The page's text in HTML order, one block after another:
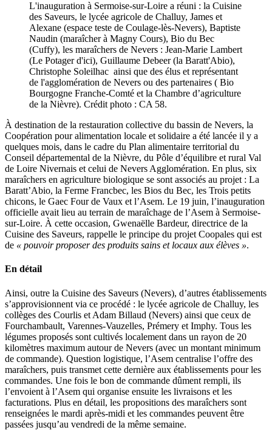
L'inauguration à Sermoise-sur-Loire a réuni : la Cuisine
des Saveurs, le lycée agricole de Challuy, James et
Alexane (espace teste de Coulage-lès-Nevers), Baptiste
Naudin (maraîcher à Magny Cours), Bio du Bec
(Cuffy), les maraîchers de Nevers : Jean-Marie Lambert
(Le Potager d'ici), Guillaume Debeer (la Baratt'Abio),
Christophe Soleilhac ainsi que des élus et représentant
de l'agglomération de Nevers ou des partenaires ( Bio
Bourgogne Franche-Comté et la Chambre d’agriculture
de la Nièvre). Crédit photo : CA 58.
À destination de la restauration collective du bassin de Nevers, la
Coopération pour alimentation locale et solidaire a été lancée il y a
quelques mois, dans le cadre du Plan alimentaire territorial du
Conseil départemental de la Nièvre, du Pôle d’équilibre et rural Val
de Loire Nivernais et celui de Nevers Agglomération. En plus, six
maraîchers en agriculture biologique se sont associés au projet : La
Baratt’Abio, la Ferme Francbec, les Bios du Bec, les Trois petits
chicons, le Gaec Four de Vaux et l’Asem. Le 19 juin, l’inauguration
officielle avait lieu au terrain de maraîchage de l’Asem à Sermoise-
sur-Loire. À cette occasion, Gwenaëlle Bardeur, directrice de la
Cuisine des Saveurs, rappelle le principe du projet Coopales qui est
de « pouvoir proposer des produits sains et locaux aux élèves ».
En détail
Ainsi, outre la Cuisine des Saveurs (Nevers), d’autres établissements
s’approvisionnent via ce procédé : le lycée agricole de Challuy, les
collèges des Courlis et Adam Billaud (Nevers) ainsi que ceux de
Fourchambault, Varennes-Vauzelles, Prémery et Imphy. Tous les
légumes proposés sont cultivés localement dans un rayon de 20
kilomètres maximum autour de Nevers (avec un montant minimum
de commande). Question logistique, l’Asem centralise l’offre des
maraîchers, puis transmet cette dernière aux établissements pour les
commandes. Une fois le bon de commande dûment rempli, ils
l’envoient à l’Asem qui organise ensuite les livraisons et les
facturations. Plus en détail, les propositions des maraîchers sont
renseignées le mardi après-midi et les commandes peuvent être
passées jusqu’au vendredi de la même semaine.